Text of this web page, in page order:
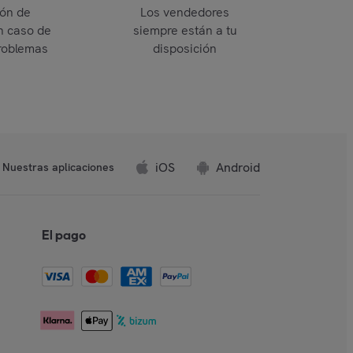
de
caso de
Los vendedores
siempre están a tu
disposición
Nuestras aplicaciones iOS Android
El pago